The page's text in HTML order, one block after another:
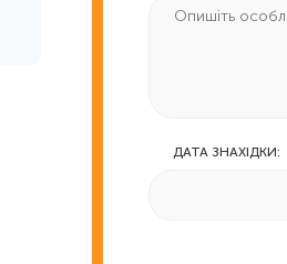
ДАТА ЗНАХІДКИ: